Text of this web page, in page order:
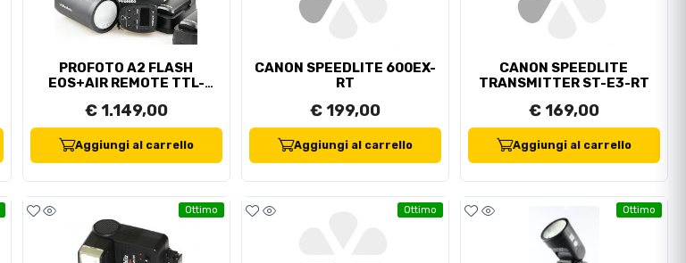
PROFOTO A2 FLASH
EOS+AIR REMOTE TTL-
OTTAGONALE PER A2
€ 1.149,00
Aggiungi al carrello
CANON SPEEDLITE 600EX-
RT
€ 199,00
Aggiungi al carrello
CANON SPEEDLITE
TRANSMITTER ST-E3-RT
€ 169,00
Aggiungi al carrello
Ottimo Ottimo Ottimo